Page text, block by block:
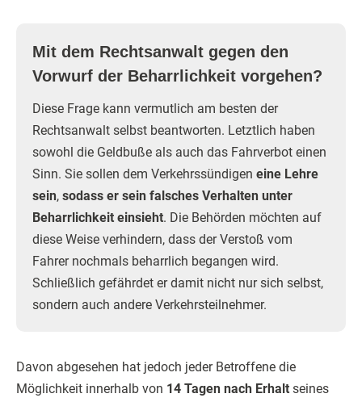
Mit dem Rechtsanwalt gegen den
Vorwurf der Beharrlichkeit vorgehen?
Diese Frage kann vermutlich am besten der
Rechtsanwalt selbst beantworten. Letztlich haben
sowohl die Geldbuße als auch das Fahrverbot einen
Sinn. Sie sollen dem Verkehrssündigen eine Lehre
sein, sodass er sein falsches Verhalten unter
Beharrlichkeit einsieht. Die Behörden möchten auf
diese Weise verhindern, dass der Verstoß vom
Fahrer nochmals beharrlich begangen wird.
Schließlich gefährdet er damit nicht nur sich selbst,
sondern auch andere Verkehrsteilnehmer.
Davon abgesehen hat jedoch jeder Betroffene die
Möglichkeit innerhalb von 14 Tagen nach Erhalt seines